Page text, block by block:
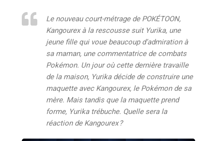
Le nouveau court-métrage de POKÉTOON,
Kangourex à la rescousse suit Yurika, une
jeune fille qui voue beaucoup d’admiration à
sa maman, une commentatrice de combats
Pokémon. Un jour où cette dernière travaille
de la maison, Yurika décide de construire une
maquette avec Kangourex, le Pokémon de sa
mère. Mais tandis que la maquette prend
forme, Yurika trébuche. Quelle sera la
réaction de Kangourex ?